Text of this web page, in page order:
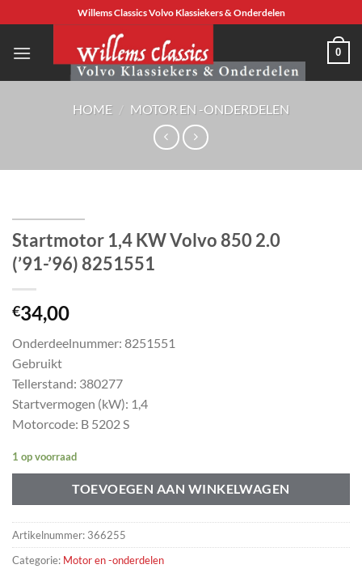
naar
inhoud
Willems Classics Volvo Klassiekers & Onderdelen
0
HOME / MOTOR EN -ONDERDELEN
Startmotor 1,4 KW Volvo 850 2.0
(’91-’96) 8251551
€34,00
Onderdeelnummer: 8251551
Gebruikt
Tellerstand: 380277
Startvermogen (kW): 1,4
Motorcode: B 5202 S
1 op voorraad
TOEVOEGEN AAN WINKELWAGEN
Artikelnummer: 366255
Categorie: Motor en -onderdelen